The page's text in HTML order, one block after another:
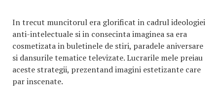
In trecut muncitorul era glorificat in cadrul ideologiei
anti-intelectuale si in consecinta imaginea sa era
cosmetizata in buletinele de stiri, paradele aniversare
si dansurile tematice televizate. Lucrarile mele preiau
aceste strategii, prezentand imagini estetizante care
par inscenate.